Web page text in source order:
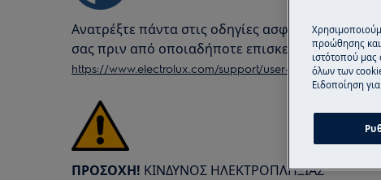
Ανατρέξτε πάντα στις οδηγίες ασφαλείας του
σας πριν από οποιαδήποτε επισκευή ή
https://www.electrolux.com/support/user-manuals/
ΠΡΟΣΟΧΗ! ΚΙΝΔΥΝΟΣ ΗΛΕΚΤΡΟΠΛΗΞΙΑΣ
προώθησης και
ιστότοπού
όλων των
Ειδοποίηση